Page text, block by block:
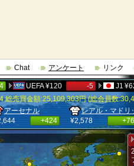
Chat アンケート リンク
UEFA ¥120 -5 J1 ¥629
総売買金額:25,109,303円 (総会員数
ナル
+424
レアル・マドリッド
¥2,578
+76
+37
サンチョ
¥158
0
マジ
¥158